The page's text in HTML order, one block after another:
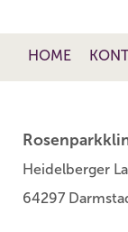
HOME
Heidelberger
64297